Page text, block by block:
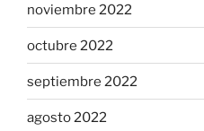
noviembre 2022
octubre 2022
septiembre 2022
agosto 2022